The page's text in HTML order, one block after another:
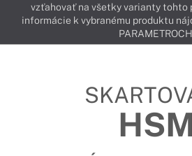
vzťahovať na všetky varianty tohto
informácie k vybranému produktu